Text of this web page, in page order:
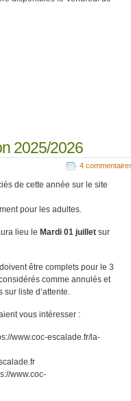
2025/2026
4
de cette année sur le site
pour les adultes.
lieu le Mardi 01 juillet sur
être complets pour le 3
comme annulés et
liste d’attente.
vous intéresser :
www.coc-escalade.fr/la-
www.coc-